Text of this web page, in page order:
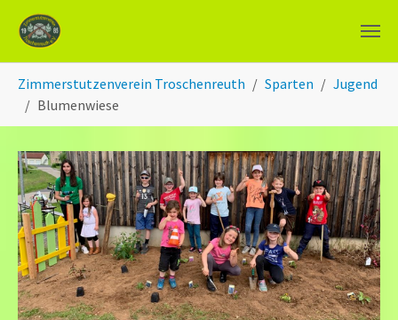
Zum Hauptinhalt springen
Zimmerstutzenverein Troschenreuth Sparten
Jugend
Blumenwiese